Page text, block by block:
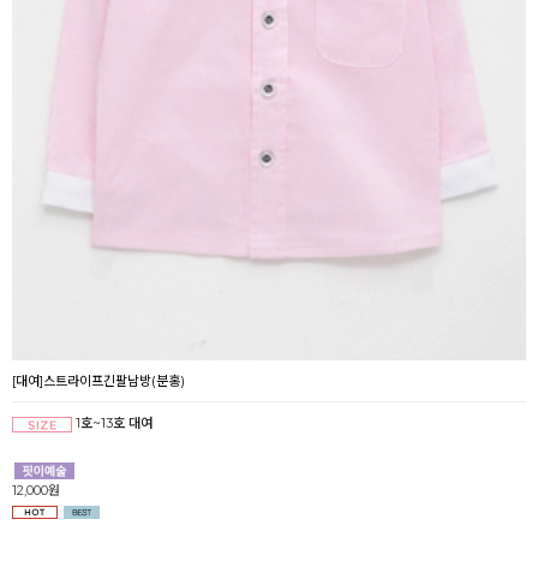
[대여]스트라이프긴팔남방(분홍)
1호~13호 대여
12,000원